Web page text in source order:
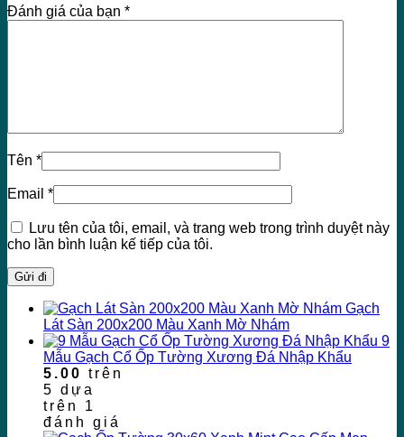
Đánh giá của bạn *
Tên *
Email *
Lưu tên của tôi, email, và trang web trong trình duyệt này
cho lần bình luận kế tiếp của tôi.
Gạch
Lát Sàn 200x200 Màu Xanh Mờ Nhám
9
Mẫu Gạch Cổ Ốp Tường Xương Đá Nhập Khẩu
5.00 trên
5 dựa
trên 1
đánh giá